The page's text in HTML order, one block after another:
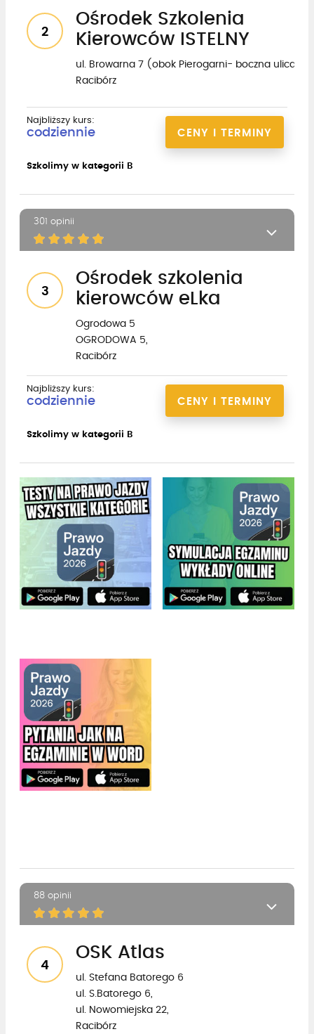
2
Ośrodek Szkolenia
Kierowców ISTELNY
ul. Browarna 7 (obok Pierogarni- boczna ulica
Racibórz
CENY I TERMINY
Najbliższy kurs:
codziennie
Szkolimy w kategorii B
301 opinii
3
Ośrodek szkolenia
kierowców eLka
Ogrodowa 5
OGRODOWA 5,
Racibórz
CENY I TERMINY
Najbliższy kurs:
codziennie
Szkolimy w kategorii B
88 opinii
4
OSK Atlas
ul. Stefana Batorego 6
ul. S.Batorego 6,
ul. Nowomiejska 22,
Racibórz